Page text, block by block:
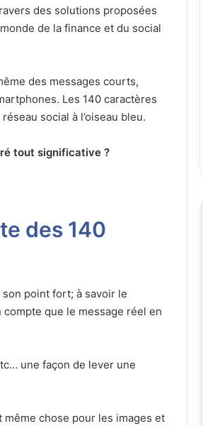
des solutions proposées
de la finance et du social
des messages courts,
Les 140 caractères
social à l’oiseau bleu.
tout significative ?
des 140
point fort; à savoir le
que le message réel en
une façon de lever une
même chose pour les images et